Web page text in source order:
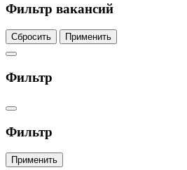
Фильтр вакансий
Сбросить Применить
Фильтр
Фильтр
Применить